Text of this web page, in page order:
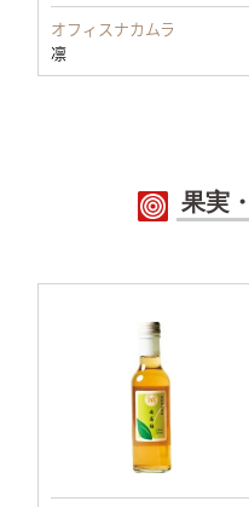
オフィスナカムラ
凛
果実